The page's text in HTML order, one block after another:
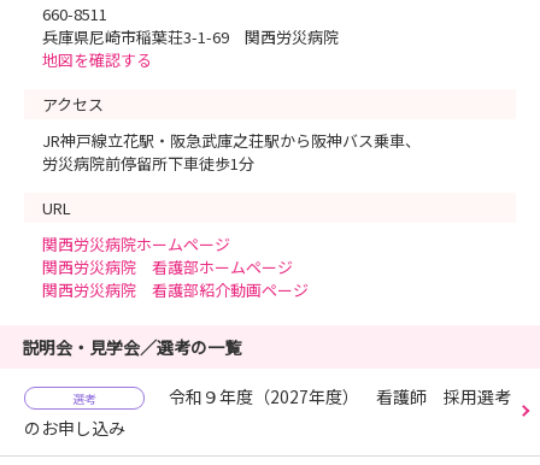
660-8511
兵庫県尼崎市稲葉荘3-1-69 関西労災病院
地図を確認する
アクセス
JR神戸線立花駅・阪急武庫之荘駅から阪神バス乗車、
労災病院前停留所下車徒歩1分
URL
関西労災病院ホームページ
関西労災病院 看護部ホームページ
関西労災病院 看護部紹介動画ページ
説明会・見学会／選考の一覧
選考
令和９年度（2027年度） 看護師 採用選考
のお申し込み